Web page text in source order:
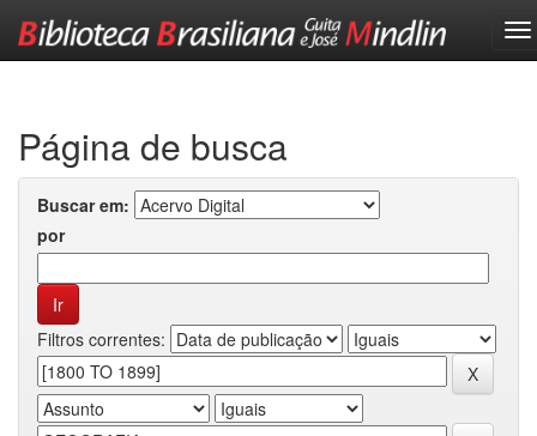
Página de busca
Buscar em:
por
Filtros correntes: